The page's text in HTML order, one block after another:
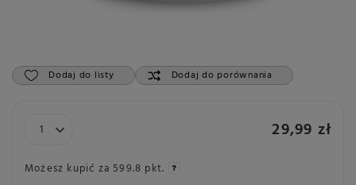
Dodaj do listy Dodaj do porównania
29,99 zł
Możesz kupić za 599.8 pkt.